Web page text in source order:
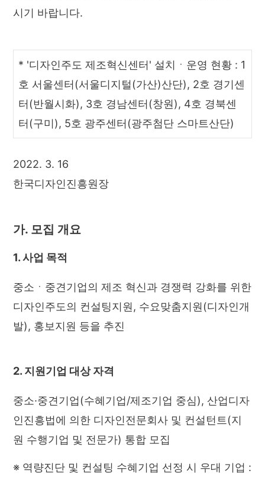
시기 바랍니다.
* '디자인주도 제조혁신센터' 설치ㆍ운영 현황 : 1
호 서울센터(서울디지털(가산)산단), 2호 경기센
터(반월시화), 3호 경남센터(창원), 4호 경북센
터(구미), 5호 광주센터(광주첨단 스마트산단)
2022. 3. 16
한국디자인진흥원장
가. 모집 개요
1. 사업 목적
중소ㆍ중견기업의 제조 혁신과 경쟁력 강화를 위한
디자인주도의 컨설팅지원, 수요맞춤지원(디자인개
발), 홍보지원 등을 추진
2. 지원기업 대상 자격
중소·중견기업(수혜기업/제조기업 중심), 산업디자
인진흥법에 의한 디자인전문회사 및 컨설턴트(지
원 수행기업 및 전문가) 통합 모집
※ 역량진단 및 컨설팅 수혜기업 선정 시 우대 기업 :